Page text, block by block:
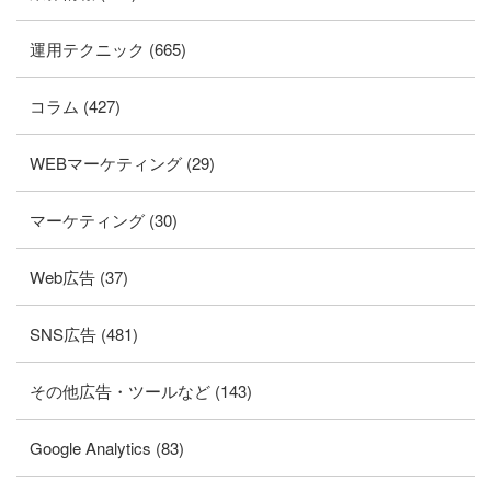
運用テクニック (665)
コラム (427)
WEBマーケティング (29)
マーケティング (30)
Web広告 (37)
SNS広告 (481)
その他広告・ツールなど (143)
Google Analytics (83)